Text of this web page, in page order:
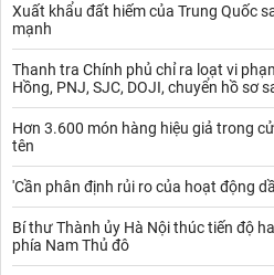
Xuất khẩu đất hiếm của Trung Quốc
mạnh
Thanh tra Chính phủ chỉ ra loạt vi
Hồng, PNJ, SJC, DOJI, chuyển hồ sơ
Hơn 3.600 món hàng hiệu giả trong
tên
'Cần phân định rủi ro của hoạt động
Bí thư Thành ủy Hà Nội thúc tiến độ
phía Nam Thủ đô